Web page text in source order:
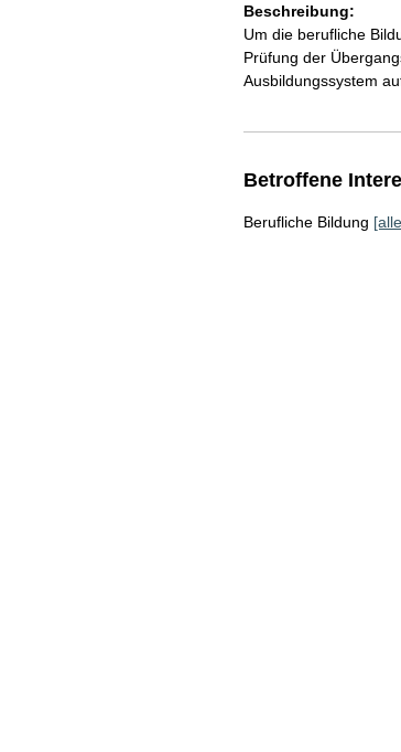
Beschreibung:
Um die berufliche
Prüfung der
Ausbildungssystem
Betroffene
Berufliche Bildung